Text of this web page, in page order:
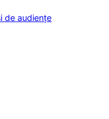
de audiențe